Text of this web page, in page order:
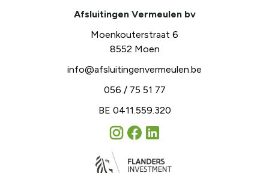
Afsluitingen Vermeulen bv
Moenkouterstraat 6
8552 Moen
info@afsluitingenvermeulen.be
056 / 75 51 77
BE 0411.559.320